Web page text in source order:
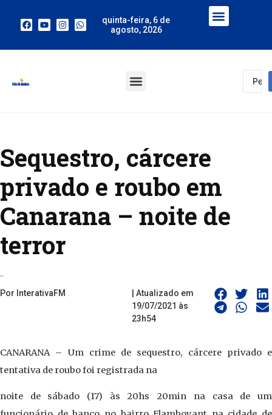
quinta-feira, 6 de
agosto, 2026
Sequestro, cárcere
privado e roubo em
Canarana – noite de
terror
..
Por InterativaFM
| Atualizado em
19/07/2021 às
23h54
CANARANA – Um crime de sequestro, cárcere privado e
tentativa de roubo foi registrada na
noite de sábado (17) às 20hs 20min na casa de um